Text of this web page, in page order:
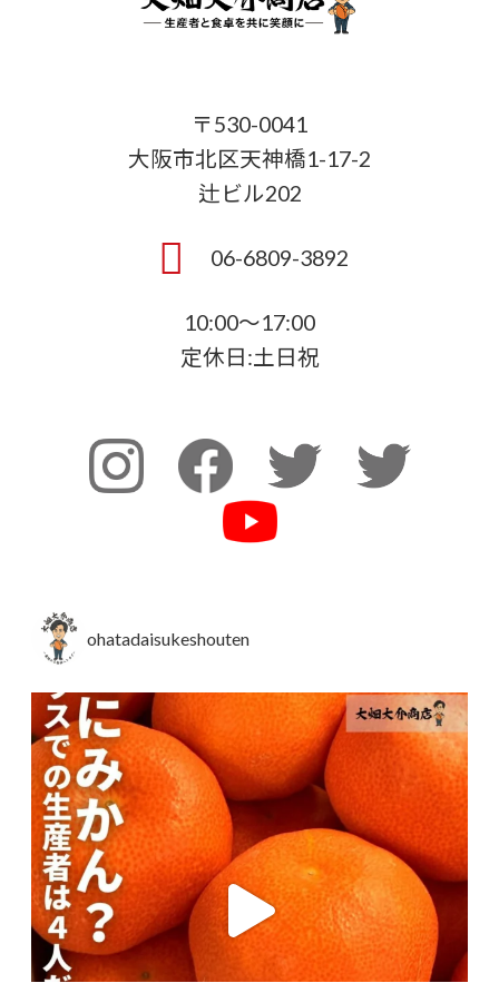
〒530-0041
大阪市北区天神橋1-17-2
辻ビル202
06-6809-3892
10:00～17:00
定休日:土日祝
ohatadaisukeshouten